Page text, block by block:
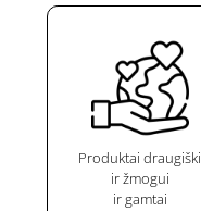
Produktai draugiški
ir žmogui
ir gamtai